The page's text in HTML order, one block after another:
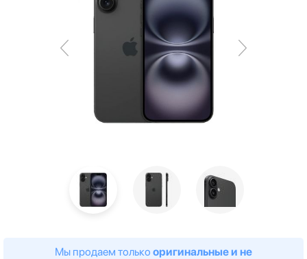
Мы продаем только оригинальные и не